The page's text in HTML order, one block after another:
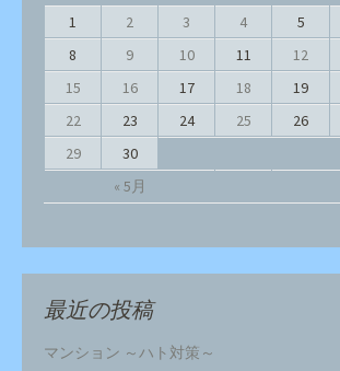
« 5月
1 2 3 4 5
8
9 10 11 12
15
16 17 18 19
22
23 24 25 26
29
30
最近の投稿
マンション ～ハト対策～